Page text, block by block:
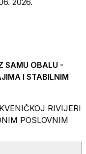
2026.
SAMU OBALU -
I STABILNIM
RIVIJERI
POSLOVNIM
priliku na jednoj